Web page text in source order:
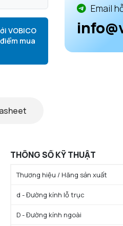
VOBICO
mua
Email
THÔNG SỐ KỸ THUẬT
Thương hiệu / Hãng sản xuất
d - Đường kính lỗ trục
D - Đường kính ngoài